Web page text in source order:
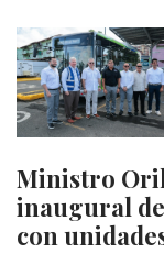
Ministro
inaugural
con